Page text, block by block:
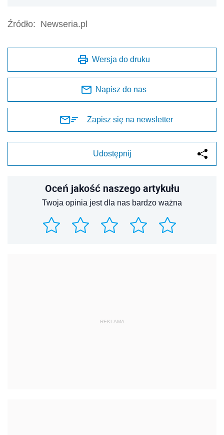
Źródło: Newseria.pl
Wersja do druku
Napisz do nas
Zapisz się na newsletter
Udostępnij
Oceń jakość naszego artykułu
Twoja opinia jest dla nas bardzo ważna
REKLAMA